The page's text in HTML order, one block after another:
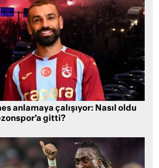
anlamaya çalışıyor: Nasıl oldu
gitti?